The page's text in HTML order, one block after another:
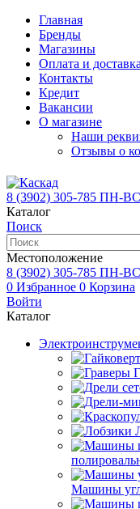
Главная
Бренды
Магазины
Оплата и доставка
Контакты
Кредит
Вакансии
О магазине
Наши
Отзывы о
8 (3902) 305-785 ПН-ВС
Каталог
Поиск
Местоположение
8 (3902) 305-785 ПН-ВС
0 Избранное 0 Корзина
Войти
Каталог
Машины